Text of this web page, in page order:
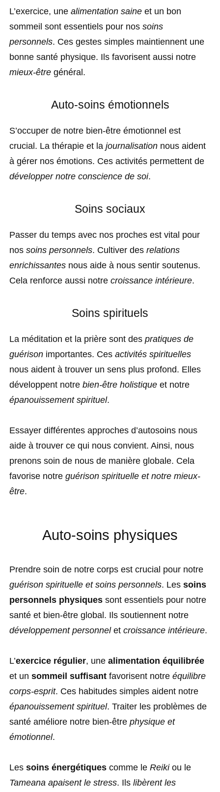
L’exercice, une alimentation saine et un bon
sommeil sont essentiels pour nos soins
personnels. Ces gestes simples maintiennent une
bonne santé physique. Ils favorisent aussi notre
mieux-être général.
Auto-soins émotionnels
S’occuper de notre bien-être émotionnel est
crucial. La thérapie et la journalisation nous aident
à gérer nos émotions. Ces activités permettent de
développer notre conscience de soi.
Soins sociaux
Passer du temps avec nos proches est vital pour
nos soins personnels. Cultiver des relations
enrichissantes nous aide à nous sentir soutenus.
Cela renforce aussi notre croissance intérieure.
Soins spirituels
La méditation et la prière sont des pratiques de
guérison importantes. Ces activités spirituelles
nous aident à trouver un sens plus profond. Elles
développent notre bien-être holistique et notre
épanouissement spirituel.
Essayer différentes approches d’autosoins nous
aide à trouver ce qui nous convient. Ainsi, nous
prenons soin de nous de manière globale. Cela
favorise notre guérison spirituelle et notre mieux-
être.
Auto-soins physiques
Prendre soin de notre corps est crucial pour notre
guérison spirituelle et soins personnels. Les soins
personnels physiques sont essentiels pour notre
santé et bien-être global. Ils soutiennent notre
développement personnelet croissance intérieure.
L’exercice régulier, une alimentation équilibrée
et un sommeil suffisant favorisent notre équilibre
corps-esprit. Ces habitudes simples aident notre
épanouissement spirituel. Traiter les problèmes de
santé améliore notre bien-être physique et
émotionnel.
Les soins énergétiques comme le Reikiou le
Tameana apaisent le stress. Ils libèrent les